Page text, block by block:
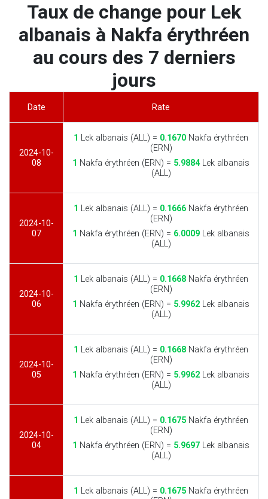
Taux de change pour Lek
albanais à Nakfa érythréen
au cours des 7 derniers
jours
Date Rate
2024-10-
08
1 Lek albanais (ALL) = 0.1670 Nakfa érythréen
(ERN)
1 Nakfa érythréen (ERN) = 5.9884Lek albanais
(ALL)
2024-10-
07
1 Lek albanais (ALL) = 0.1666 Nakfa érythréen
(ERN)
1 Nakfa érythréen (ERN) = 6.0009 Lek albanais
(ALL)
2024-10-
06
1 Lek albanais (ALL) = 0.1668 Nakfa érythréen
(ERN)
1 Nakfa érythréen (ERN) = 5.9962 Lek albanais
(ALL)
2024-10-
05
1 Lek albanais (ALL) = 0.1668 Nakfa érythréen
(ERN)
1 Nakfa érythréen (ERN) = 5.9962 Lek albanais
(ALL)
2024-10-
04
1 Lek albanais (ALL) = 0.1675 Nakfa érythréen
(ERN)
1 Nakfa érythréen (ERN) = 5.9697 Lek albanais
(ALL)
1 Lek albanais (ALL) = 0.1675 Nakfa érythréen